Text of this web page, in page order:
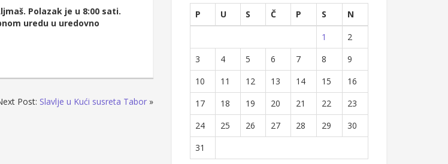
Polazak je u 8:00 sati.
uredu u uredovno
Post: Slavlje u Kući susreta Tabor »
P
U S Č P S
N
1
2
3
4 5 6 7 8
9
10
11 12 13 14 15
16
17
18 19 20 21 22
23
24
25 26 27 28 29
30
31